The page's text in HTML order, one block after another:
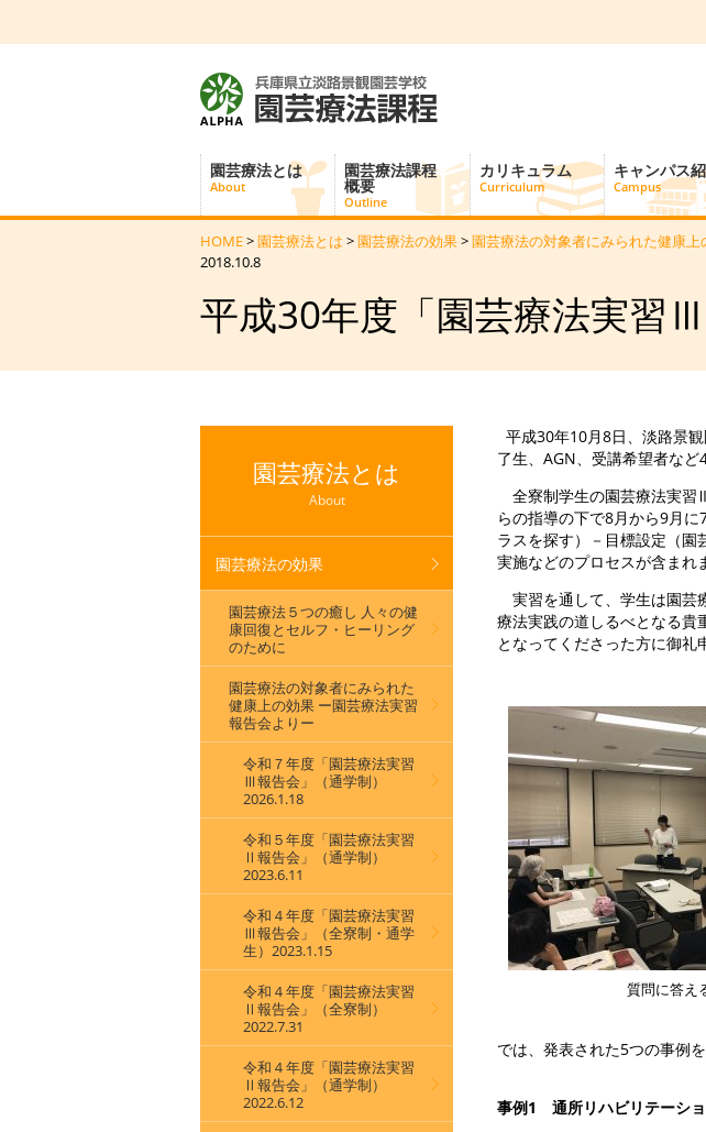
園芸療法とは
About
園芸療法課程
概要
Outline
カリキュラム
Curriculum
キャンパス
Campus
HOME>園芸療法とは >園芸療法の効果>園芸療法の対象者にみられた健康
2018.10.8
平成30年度「園芸療法実習
平成30年10月8日、淡路景
了生、AGN、受講希望者など
全寮制学生の園芸療法実習
らの指導の下で8月から9月
ラスを探す）－目標設定（園
実施などのプロセスが含まれ
実習を通して、学生は園芸
療法実践の道しるべとなる貴
となってくださった方に御礼
質問に答え
では、発表された5つの事例を
事例1 通所リハビリテーシ
園芸療法とは
About
園芸療法の効果
園芸療法５つの癒し 人々の健
康回復とセルフ・ヒーリング
のために
園芸療法の対象者にみられた
健康上の効果 ー園芸療法実習
報告会よりー
令和７年度「園芸療法実習
Ⅲ報告会」（通学制）
2026.1.18
令和５年度「園芸療法実習
Ⅱ報告会」（通学制）
2023.6.11
令和４年度「園芸療法実習
Ⅲ報告会」（全寮制・通学
生）2023.1.15
令和４年度「園芸療法実習
Ⅱ報告会」（全寮制）
2022.7.31
令和４年度「園芸療法実習
Ⅱ報告会」（通学制）
2022.6.12